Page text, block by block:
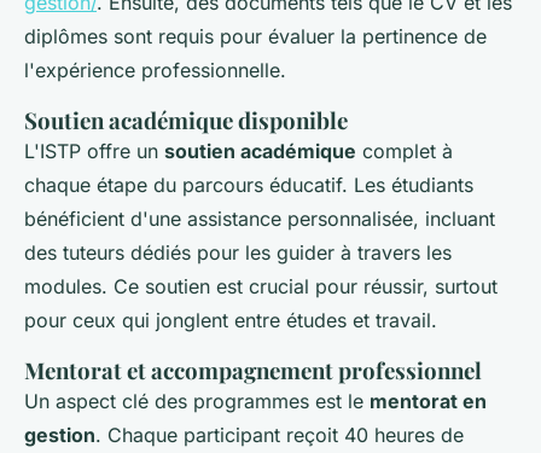
diplômes sont requis pour évaluer la pertinence de
l'expérience professionnelle.
Soutien académique disponible
L'ISTP offre un soutien académique complet à
chaque étape du parcours éducatif. Les étudiants
bénéficient d'une assistance personnalisée, incluant
des tuteurs dédiés pour les guider à travers les
modules. Ce soutien est crucial pour réussir, surtout
pour ceux qui jonglent entre études et travail.
Mentorat et accompagnement professionnel
Un aspect clé des programmes est le mentorat en
gestion. Chaque participant reçoit 40 heures de